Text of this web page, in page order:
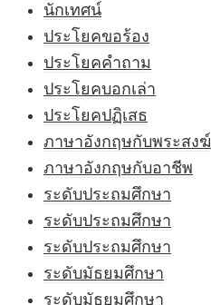
นักเทศน์
ประโยคขอร้อง
ประโยคคำถาม
ประโยคบอกเล่า
ประโยคปฏิเสธ
ภาษาอังกฤษกับพระสงฆ์
ภาษาอังกฤษกับอาชีพ
ระดับประถมศึกษา
ระดับประถมศึกษา
ระดับประถมศึกษา
ระดับมัธยมศึกษา
ระดับมัธยมศึกษา